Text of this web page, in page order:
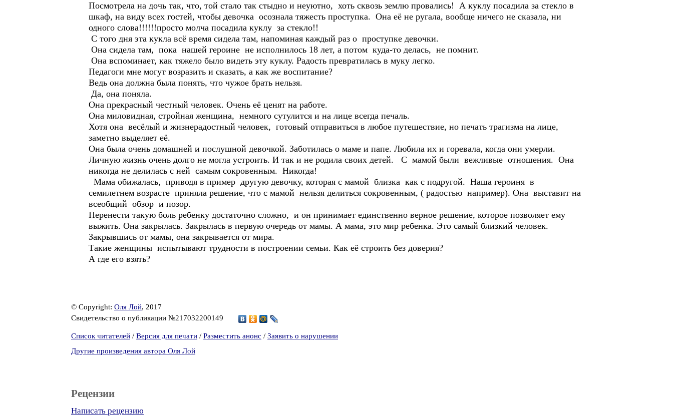
Посмотрела на дочь так, что, той стало так стыдно и неуютно, хоть сквозь землю провались! А куклу посадила за стекло в
шкаф, на виду всех гостей, чтобы девочка осознала тяжесть проступка. Она её не ругала, вообще ничего не сказала, ни
одного слова!!!!!!просто молча посадила куклу за стекло!!
С того дня эта кукла всё время сидела там, напоминая каждый раз о проступке девочки.
Она сидела там, пока нашей героине не исполнилось 18 лет, а потом куда-то делась, не помнит.
Она вспоминает, как тяжело было видеть эту куклу. Радость превратилась в муку легко.
Педагоги мне могут возразить и сказать, а как же воспитание?
Ведь она должна была понять, что чужое брать нельзя.
Да, она поняла.
Она прекрасный честный человек. Очень её ценят на работе.
Она миловидная, стройная женщина, немного сутулится и на лице всегда печаль.
Хотя она весёлый и жизнерадостный человек, готовый отправиться в любое путешествие, но печать трагизма на лице,
заметно выделяет её.
Она была очень домашней и послушной девочкой. Заботилась о маме и папе. Любила их и горевала, когда они умерли.
Личную жизнь очень долго не могла устроить. И так и не родила своих детей. С мамой были вежливые отношения. Она
никогда не делилась с ней самым сокровенным. Никогда!
Мама обижалась, приводя в пример другую девочку, которая с мамой близка как с подругой. Наша героиня в
семилетнем возрасте приняла решение, что с мамой нельзя делиться сокровенным, ( радостью например). Она выставит на
всеобщий обзор и позор.
Перенести такую боль ребенку достаточно сложно, и он принимает единственно верное решение, которое позволяет ему
выжить. Она закрылась. Закрылась в первую очередь от мамы. А мама, это мир ребенка. Это самый близкий человек.
Закрывшись от мамы, она закрывается от мира.
Такие женщины испытывают трудности в построении семьи. Как её строить без доверия?
А где его взять?
© Copyright: Оля Лой, 2017
Свидетельство о публикации №217032200149
Список читателей / Версия для печати / Разместить анонс / Заявить о нарушении
Другие произведения автора Оля Лой
Рецензии
Написать рецензию